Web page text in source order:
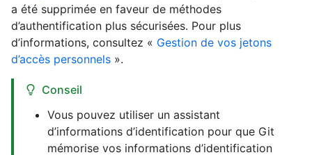
a été supprimée en faveur de méthodes
d’authentification plus sécurisées. Pour plus
d’informations, consultez « Gestion de vos jetons
d’accès personnels ».
Conseil
Vous pouvez utiliser un assistant
d’informations d’identification pour que Git
mémorise vos informations d’identification